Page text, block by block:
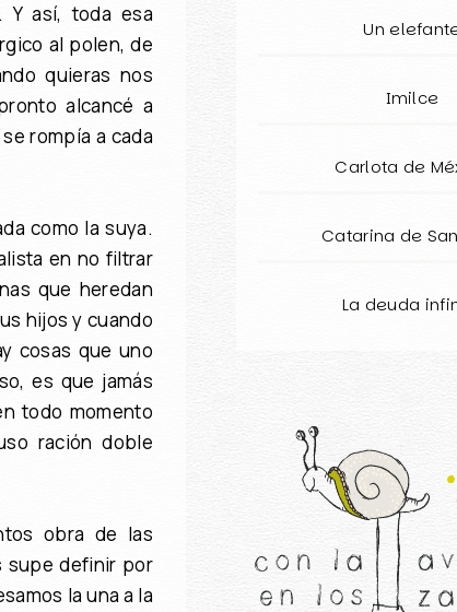
Y así, toda esa
al polen, de
quieras nos
alcancé a
rompía a cada
como la suya.
en no filtrar
que heredan
hijos y cuando
cosas que uno
es que jamás
todo momento
ración doble
obra de las
supe definir por
la una a la
Un
Imilce
Carlota de
Catarina de
La deuda